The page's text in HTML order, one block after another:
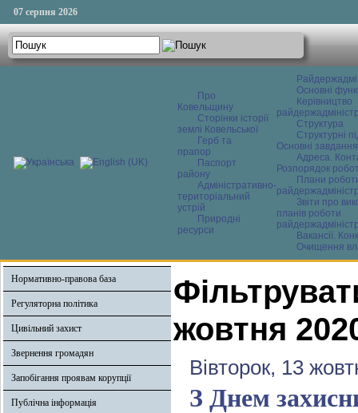
07 серпня 2026
Про
Ковельщину
Сторінки історії
землі Ковельської
Герб та
прапор
Паспорт
району
Адміністративно-
територіальний
устрій
Природні
ресурси
Основні
Керівництво
Структура
Структурні
Основні завдання
Адреса.
Розпорядок
Плани
Звіти про
планів роботи
Вакансії.
Очищення
Нормативно-правова база
Регуляторна політика
Цивільний захист
Звернення громадян
Запобігання проявам корупції
Публічна інформація
жовтня
Вівторок, 13
З Днем